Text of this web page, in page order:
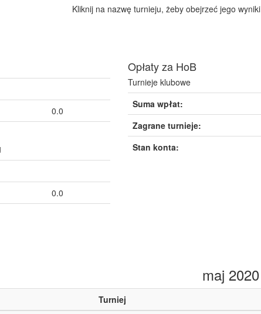
Kliknij na nazwę turnieju, żeby obejrzeć jego wyniki
0.0
0.0
Opłaty za HoB
Turnieje klubowe
Suma wpłat:
Zagrane turnieje:
Stan konta:
maj 2020
Turniej